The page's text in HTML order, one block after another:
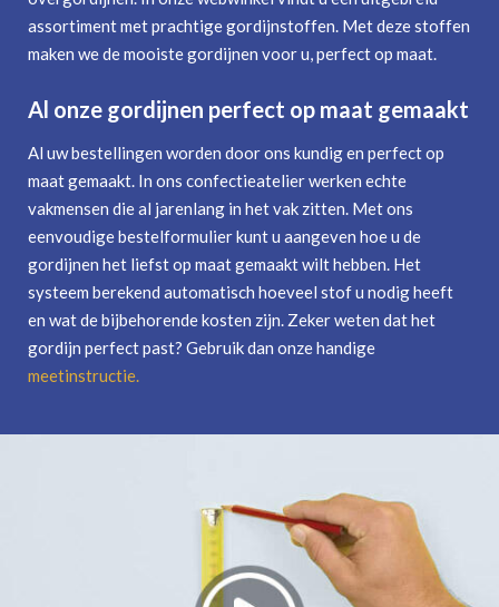
assortiment met prachtige gordijnstoffen. Met deze stoffen
maken we de mooiste gordijnen voor u, perfect op maat.
Al onze gordijnen perfect op maat gemaakt
Al uw bestellingen worden door ons kundig en perfect op
maat gemaakt. In ons confectieatelier werken echte
vakmensen die al jarenlang in het vak zitten. Met ons
eenvoudige bestelformulier kunt u aangeven hoe u de
gordijnen het liefst op maat gemaakt wilt hebben. Het
systeem berekend automatisch hoeveel stof u nodig heeft
en wat de bijbehorende kosten zijn. Zeker weten dat het
gordijn perfect past? Gebruik dan onze handige
meetinstructie.